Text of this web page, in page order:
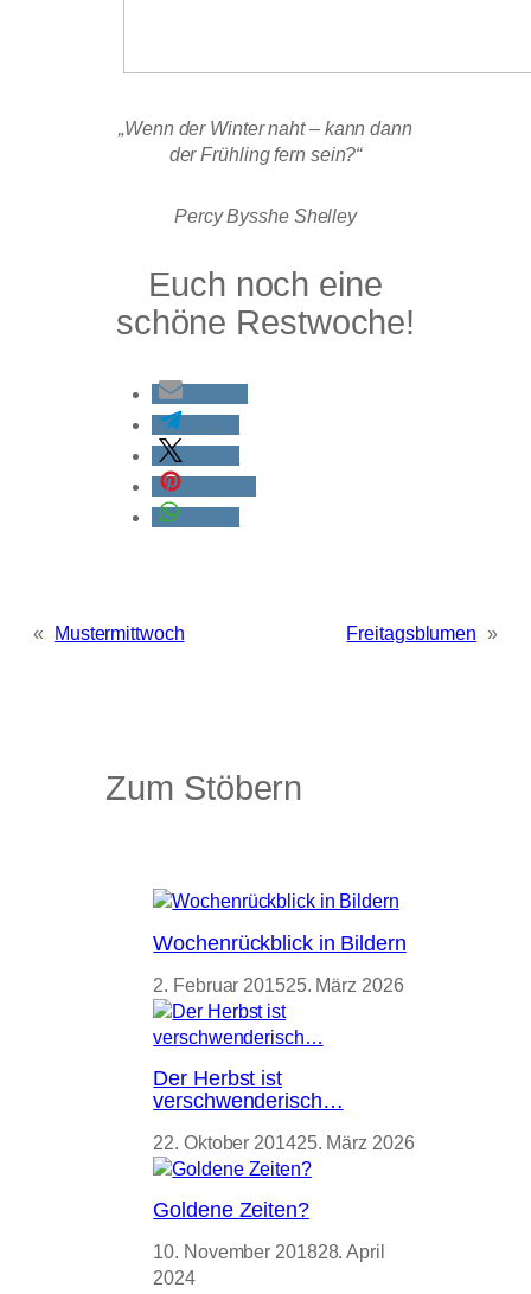
„Wenn der Winter naht – kann dann
der Frühling fern sein?“
Percy Bysshe Shelley
Euch noch eine
schöne Restwoche!
« Mustermittwoch Freitagsblumen »
Zum Stöbern
Wochenrückblick in Bildern
2. Februar 201525. März 2026
Der Herbst ist
verschwenderisch…
22. Oktober 201425. März 2026
Goldene Zeiten?
10. November 201828. April
2024